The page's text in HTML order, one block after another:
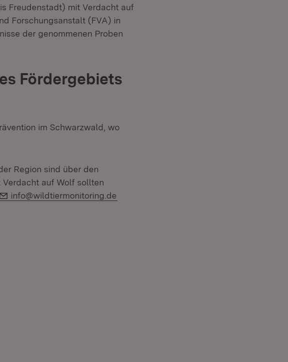
Freudenstadt) mit Verdacht auf
Forschungsanstalt (FVA) in
der genommenen Proben
Fördergebiets
im Schwarzwald, wo
Region sind über den
auf Wolf sollten
E-Mail:
info@wildtiermonitoring.de